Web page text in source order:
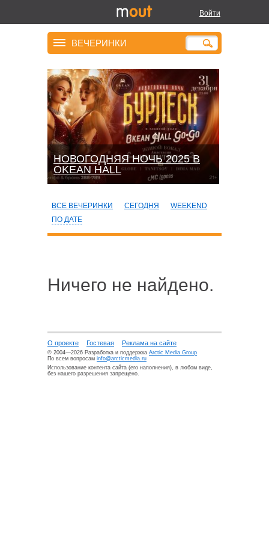
Войти
ВЕЧЕРИНКИ
НОВОГОДНЯЯ НОЧЬ 2025 В
OKEАN HALL
ВСЕ ВЕЧЕРИНКИ СЕГОДНЯ
WEEKEND
ПО ДАТЕ
Ничего не найдено.
О проекте Гостевая Реклама на сайте
© 2004—2026 Разработка и поддержка Arctic Media Group
По всем вопросам info@arcticmedia.ru
Использование контента сайта (его наполнения), в любом виде,
без нашего разрешения запрещено.